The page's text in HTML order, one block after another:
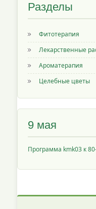
Разделы
Фитотерапия
Лекарственные
Ароматерапия
Целебные цветы
9 мая
Программа kmk03 к